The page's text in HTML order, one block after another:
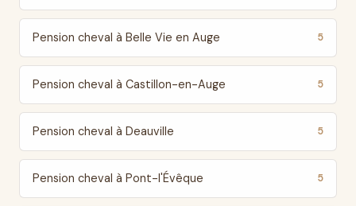
Pension cheval à Belle Vie en Auge 5
Pension cheval à Castillon-en-Auge 5
Pension cheval à Deauville 5
Pension cheval à Pont-l'Évêque 5